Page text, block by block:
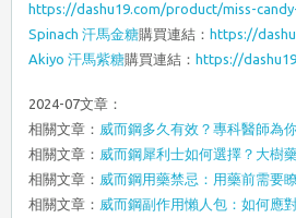
https://dashu19.com/product/miss-
Spinach 汗馬金糖購買連結： https://
Akiyo 汗馬紫糖購買連結： https://
2024-07文章：
相關文章： 威而鋼多久有效？專科醫師為
相關文章： 威而鋼犀利士如何選擇？大樹
相關文章： 威而鋼用藥禁忌：用藥前需要
相關文章： 威而鋼副作用懶人包：如何應